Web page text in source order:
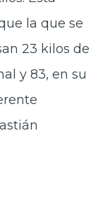
la que se
23 kilos de
y 83, en su